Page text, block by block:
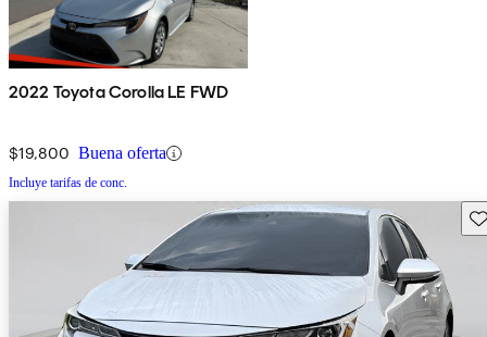
2022 Toyota Corolla LE FWD
$19,800 Buena oferta
Incluye tarifas de conc.